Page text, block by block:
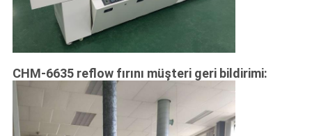
CHM-6635 reflow fırını müşteri geri bildirimi: